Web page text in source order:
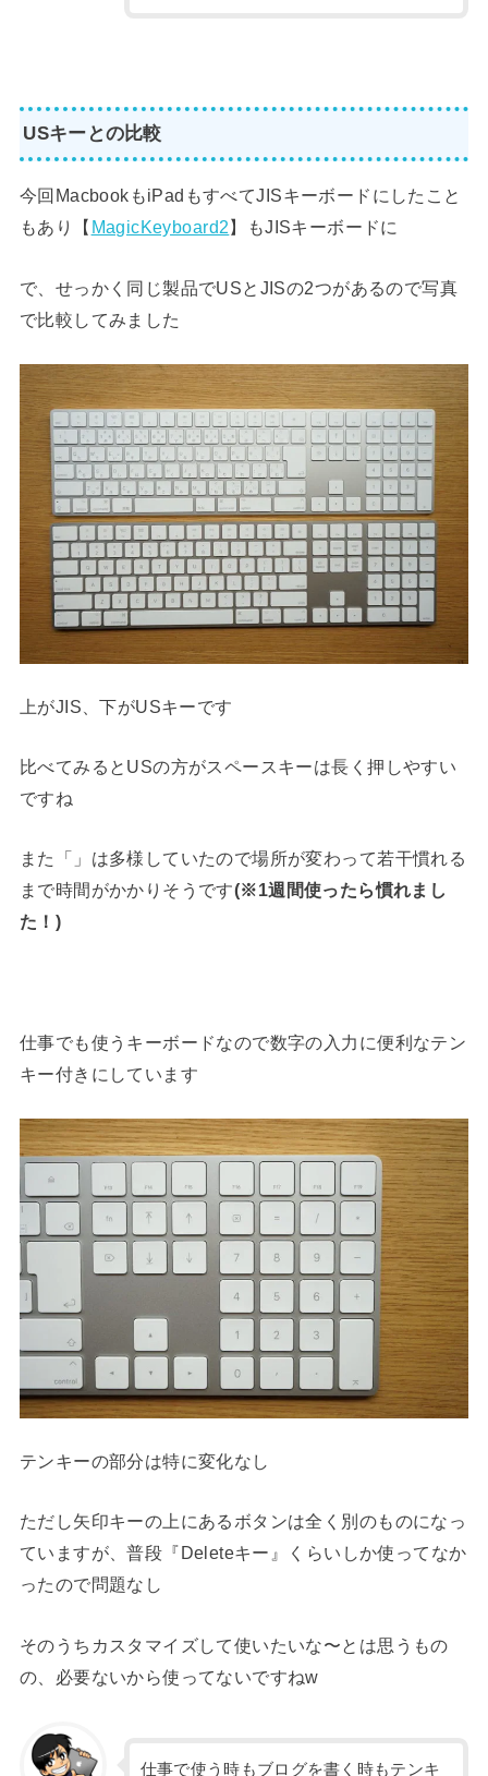
USキーとの比較
今回MacbookもiPadもすべてJISキーボードにしたこと
もあり【 MagicKeyboard2】もJISキーボードに
で、せっかく同じ製品でUSとJISの2つがあるので写真
で比較してみました
上がJIS、下がUSキーです
比べてみるとUSの方がスペースキーは長く押しやすい
ですね
また「」は多様していたので場所が変わって若干慣れる
まで時間がかかりそうです(※1週間使ったら慣れまし
た！)
仕事でも使うキーボードなので数字の入力に便利なテン
キー付きにしています
テンキーの部分は特に変化なし
ただし矢印キーの上にあるボタンは全く別のものになっ
ていますが、普段『Deleteキー』くらいしか使ってなか
ったので問題なし
そのうちカスタマイズして使いたいな〜とは思うもの
の、必要ないから使ってないですねw
仕事で使う時もブログを書く時もテンキ